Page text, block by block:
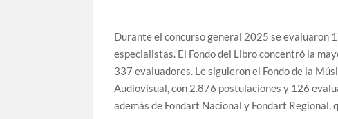
Durante el concurso general 2025 se evaluaron
especialistas. El Fondo del Libro concentró la
337 evaluadores. Le siguieron el Fondo de la
Audiovisual, con 2.876 postulaciones y 126
además de Fondart Nacional y Fondart